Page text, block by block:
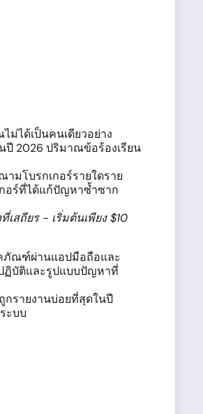
ม่ได้เป็นคนเดียวอย่าง
ปี 2026 ปริมาณข้อร้องเรียน
มโบรกเกอร์รายใดราย
อร์ที่ได้แก้ปัญหาซ้ำซาก
สถียร - เริ่มต้นเพียง $10
คภัณฑ์ผ่านแอปมือถือและ
ฏิบัติและรูปแบบปัญหาที่
กรายงานบ่อยที่สุดในปี
ะบบ